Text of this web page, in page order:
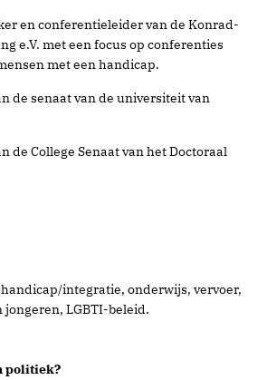
en conferentieleider van de Konrad-
e.V. met een focus op conferenties
met een handicap.
de senaat van de universiteit van
de College Senaat van het Doctoraal
integratie, onderwijs, vervoer,
LGBTI-beleid.
politiek?